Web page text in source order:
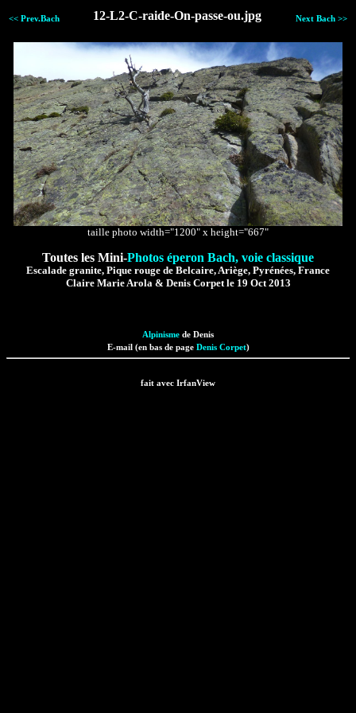
<< Prev.Bach 12-L2-C-raide-On-passe-ou.jpg Next Bach >>
taille photo width="1200" x height="667"
Toutes les Mini-Photos éperon Bach, voie classique
Escalade granite, Pique rouge de Belcaire, Ariège, Pyrénées, France
Claire Marie Arola & Denis Corpet le 19 Oct 2013
Alpinisme de Denis
E-mail (en bas de page Denis Corpet)
fait avec IrfanView